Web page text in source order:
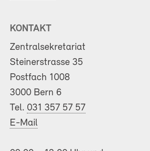
KONTAKT
Zentralsekretariat
Steinerstrasse 35
Postfach 1008
3000 Bern 6
Tel. 031 357 57 57
E-Mail